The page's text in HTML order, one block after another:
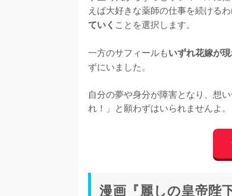
えば大好きな薬師の仕事を続ける
ていく ことを選択します。
一方のサフィールもいずれ花嫁が
ずにいました。
自分の夢や身分が障害となり、想
れ！」と願わずはいられませんよ。
漫画『麗しの皇帝陛